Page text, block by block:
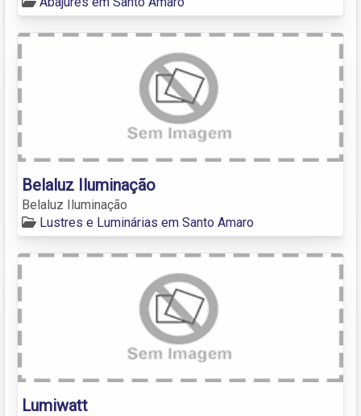
Belaluz Iluminação
Belaluz Iluminação
Lustres e Luminárias em Santo Amaro
Lumiwatt